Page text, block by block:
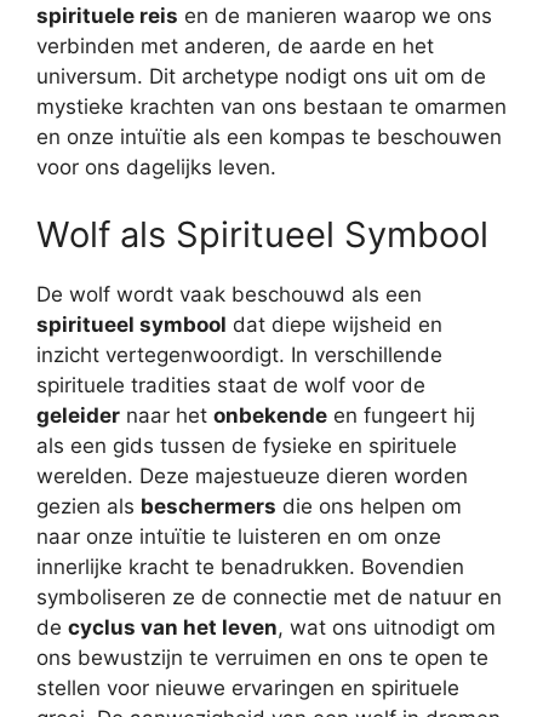
spirituele reis en de manieren waarop we ons
verbinden met anderen, de aarde en het
universum. Dit archetype nodigt ons uit om de
mystieke krachten van ons bestaan te omarmen
en onze intuïtie als een kompas te beschouwen
voor ons dagelijks leven.
Wolf als Spiritueel Symbool
De wolf wordt vaak beschouwd als een
spiritueel symbool dat diepe wijsheid en
inzicht vertegenwoordigt. In verschillende
spirituele tradities staat de wolf voor de
geleider naar het onbekende en fungeert hij
als een gids tussen de fysieke en spirituele
werelden. Deze majestueuze dieren worden
gezien als beschermers die ons helpen om
naar onze intuïtie te luisteren en om onze
innerlijke kracht te benadrukken. Bovendien
symboliseren ze de connectie met de natuur en
de cyclus van het leven, wat ons uitnodigt om
ons bewustzijn te verruimen en ons te open te
stellen voor nieuwe ervaringen en spirituele